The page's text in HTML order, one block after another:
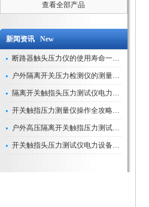
查看全部产品
新闻资讯 New
断路器触头压力仪的使用寿命一般是多久？
户外隔离开关压力检测仪的测量数据如何与GIS系统对接实现智能化运维？
隔离开关触指头压力测试仪电力系统安全运行的“定海神针”
开关触指压力测量仪操作全攻略：从准备到精准测量的实战指南
户外高压隔离开关触指压力测试仪的作用与价值
开关触指头压力测试仪电力设备安全的“隐形守护者”